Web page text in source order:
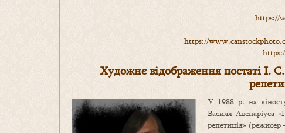
https://
https://
Художнє відображення постаті І.
У 1988 р. на
Василя Авенаріуса
репетиція»